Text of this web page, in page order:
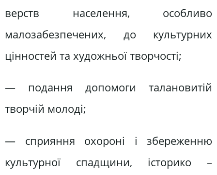
верств населення, особливо
малозабезпечених, до культурних
цінностей та художньої творчості;
— подання допомоги талановитій
творчій молоді;
— сприяння охороні і збереженню
культурної спадщини, історико –